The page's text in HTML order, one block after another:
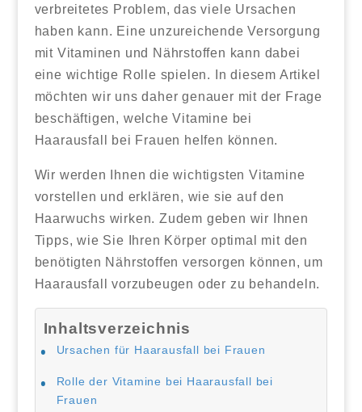
verbreitetes Problem, das viele Ursachen
haben kann. Eine unzureichende Versorgung
mit Vitaminen und Nährstoffen kann dabei
eine wichtige Rolle spielen. In diesem Artikel
möchten wir uns daher genauer mit der Frage
beschäftigen, welche Vitamine bei
Haarausfall bei Frauen helfen können.
Wir werden Ihnen die wichtigsten Vitamine
vorstellen und erklären, wie sie auf den
Haarwuchs wirken. Zudem geben wir Ihnen
Tipps, wie Sie Ihren Körper optimal mit den
benötigten Nährstoffen versorgen können, um
Haarausfall vorzubeugen oder zu behandeln.
Inhaltsverzeichnis
Ursachen für Haarausfall bei Frauen
Rolle der Vitamine bei Haarausfall bei
Frauen